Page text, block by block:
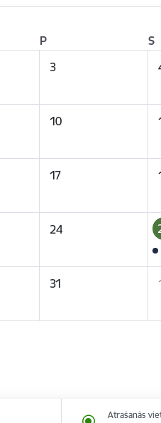
P S
3
10
17
24
31
Atrašanās